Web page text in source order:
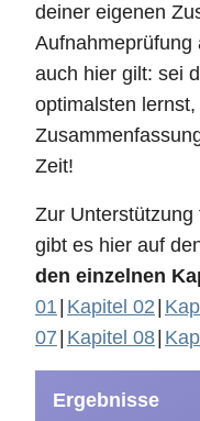
deiner eigenen
Aufnahmeprüfung
auch hier gilt: sei
optimalsten
Zeit!
Zur
gibt es hier auf
den einzelnen
01 Kapitel 02
07 Kapitel 08
Ergebnisse